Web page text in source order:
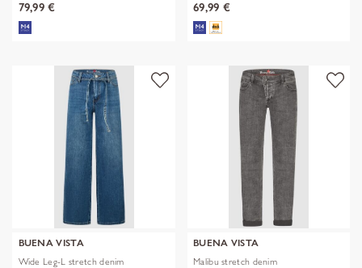
79,99 € 69,99 €
BUENA VISTA
Wide Leg-L stretch denim
BUENA VISTA
Malibu stretch denim